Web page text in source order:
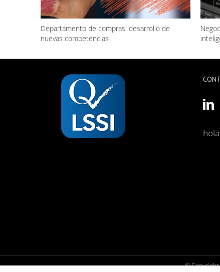
Departamento de compras: desarrollo de
nuevas competencias
©